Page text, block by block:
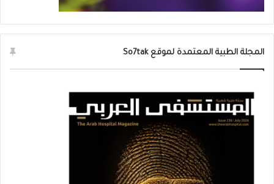
المجلة الطبية المعتمدة لموقع So7tak